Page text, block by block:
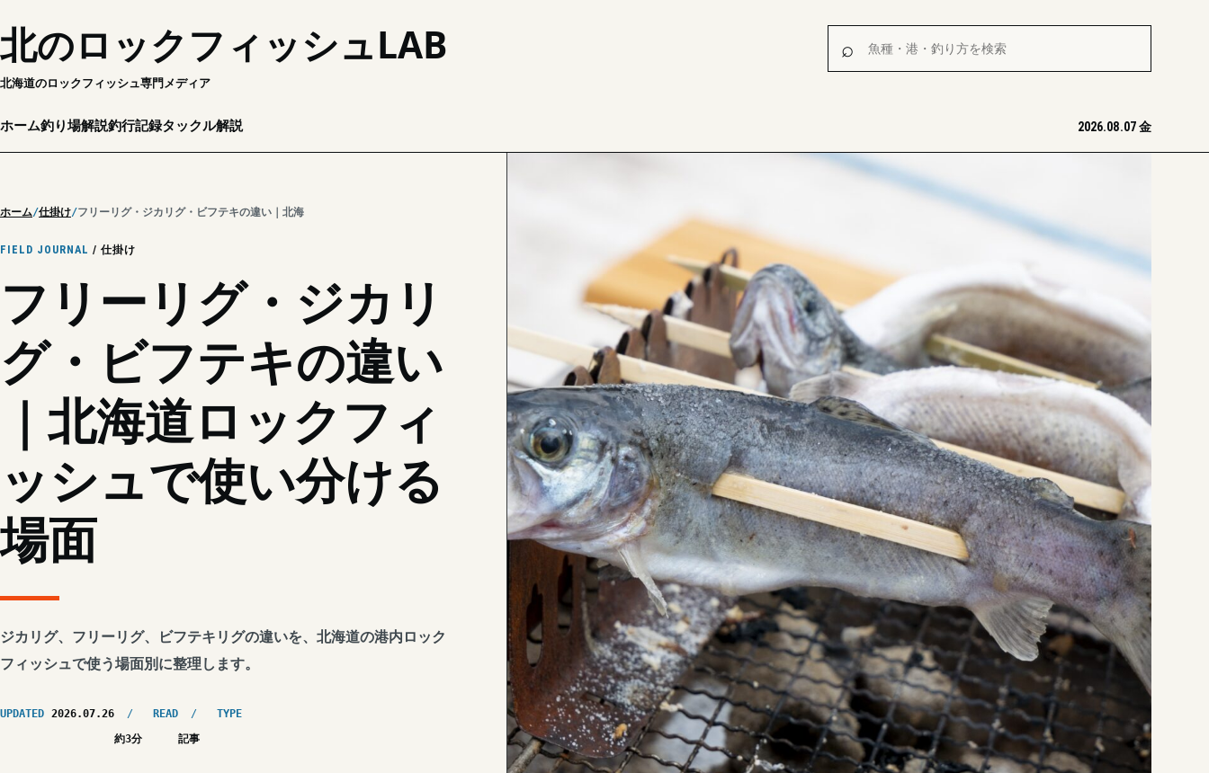
北のロックフィッシュLAB
北海道のロックフィッシュ専門メディア
魚種・港・釣り方を検索
⌕
ホーム釣り場解説釣行記録タックル解説 2026.08.07 金
ホーム 仕掛け フリーリグ・ジカリグ・ビフテキの違い｜北海道ロックフィッシュで使い分ける場面
FIELD JOURNAL / 仕掛け
フリーリグ・ジカリ
グ・ビフテキの違い
｜北海道ロックフィ
ッシュで使い分ける
場面
ジカリグ、フリーリグ、ビフテキリグの違いを、北海道の港内ロック
フィッシュで使う場面別に整理します。
UPDATED 2026.07.26
READ
約3分
TYPE
記事